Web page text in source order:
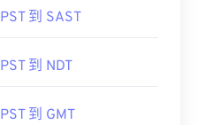
PST 到 SAST
PST 到 NDT
PST 到 GMT